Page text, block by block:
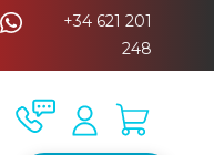
+34 621 201
248